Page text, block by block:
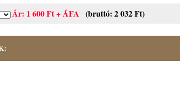
Ár: 1 600 Ft + ÁFA (bruttó: 2 032 Ft)